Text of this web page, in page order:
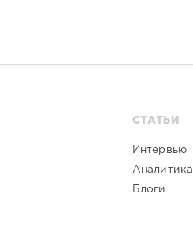
СТАТЬИ
Интервью
Аналитика
Блоги